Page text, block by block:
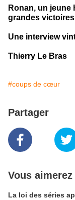
Ronan, un jeune
grandes victoires
Une interview
Thierry Le Bras
#coups de cœur
Partager
Vous
La loi des séries